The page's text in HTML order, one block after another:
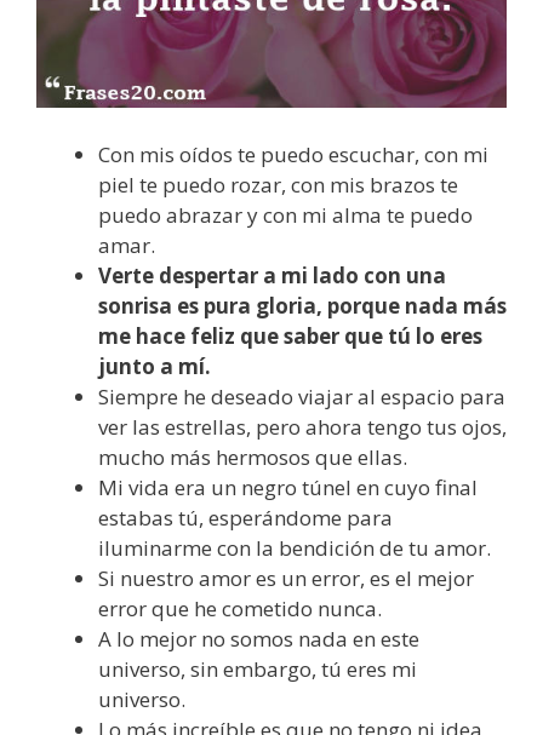
Con mis oídos te puedo escuchar, con mi
piel te puedo rozar, con mis brazos te
puedo abrazar y con mi alma te puedo
amar.
Verte despertar a mi lado con una
sonrisa es pura gloria, porque nada más
me hace feliz que saber que tú lo eres
junto a mí.
Siempre he deseado viajar al espacio para
ver las estrellas, pero ahora tengo tus ojos,
mucho más hermosos que ellas.
Mi vida era un negro túnel en cuyo final
estabas tú, esperándome para
iluminarme con la bendición de tu amor.
Si nuestro amor es un error, es el mejor
error que he cometido nunca.
A lo mejor no somos nada en este
universo, sin embargo, tú eres mi
universo.